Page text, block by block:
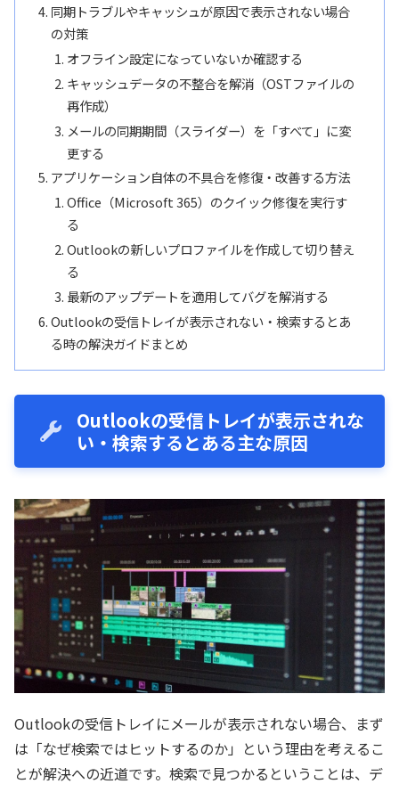
同期トラブルやキャッシュが原因で表示されない場合
の対策
オフライン設定になっていないか確認する
キャッシュデータの不整合を解消（OSTファイルの
再作成）
メールの同期期間（スライダー）を「すべて」に変
更する
アプリケーション自体の不具合を修復・改善する方法
Office（Microsoft 365）のクイック修復を実行す
る
Outlookの新しいプロファイルを作成して切り替え
る
最新のアップデートを適用してバグを解消する
Outlookの受信トレイが表示されない・検索するとあ
る時の解決ガイドまとめ
Outlookの受信トレイが表示されな
い・検索するとある主な原因
Outlookの受信トレイにメールが表示されない場合、まず
は「なぜ検索ではヒットするのか」という理由を考えるこ
とが解決への近道です。検索で見つかるということは、デ